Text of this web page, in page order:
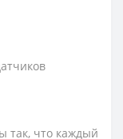
так, что каждый